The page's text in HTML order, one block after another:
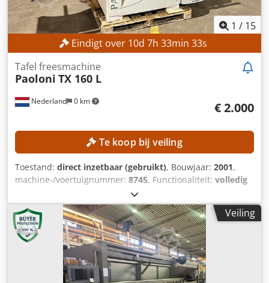
1 / 15
Eindigt over 10d 7h 33min 31s
Nederland 0 km
Tafel freesmachine
Paoloni TX 160 L
€ 2.000
Te koop bij veiling
Toestand: direct inzetbaar (gebruikt), Bouwjaar: 2001,
machine-/voertuignummer: 8745, Functionaliteit: volledig
500 mm
spilsnelheid (max.):10.000 rpm, TECHNISCHE GEGEVENS
Tafellengte: 2.500 mm Dksdpozrmp Hjfx Aquor
Tafelbreedte: 500 mm Max. gereedschapsdiameter
freeskop: 160 mm Max. gereedschapsdiameter
penbescherming: 160 mm Spindelhellingshoek:
automatisch Spindelhoogteverstelling: automatisch
Spindeltoerentalverstelling: handmatig, in stappen
Veiling